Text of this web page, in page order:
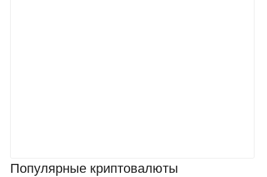
Популярные криптовалюты